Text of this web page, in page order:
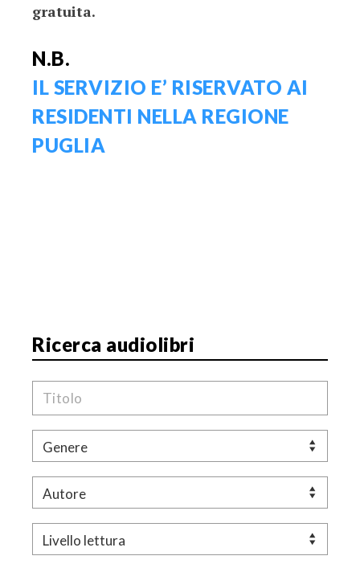
gratuita.
N.B.
IL SERVIZIO E’ RISERVATO AI
RESIDENTI NELLA REGIONE
PUGLIA
Ricerca audiolibri